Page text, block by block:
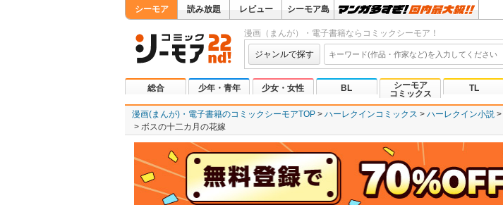
シーモア 読み放題 レビュー シーモア島
漫画（まんが）・電子書籍ならコミックシーモア！
ジャンルで探す
総合 少年・青年 少女・女性 BL
シーモア
コミックス
TL
漫画(まんが)・電子書籍のコミックシーモアTOP ハーレクインコミックス ハーレクイン小説
ボスの十二カ月の花嫁